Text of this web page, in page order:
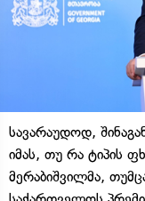
სავარაუდოდ,
იმას, თუ რა ტიპის
მერაბიშვილმა,